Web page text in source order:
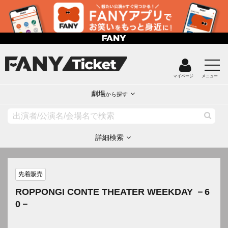
マイページ メニュー
劇場から探す
詳細検索
先着販売
ROPPONGI CONTE THEATER WEEKDAY －6
0－